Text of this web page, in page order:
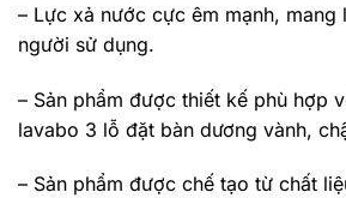
– Lực xả nước cực êm mạnh, mang
người sử dụng.
– Sản phẩm được thiết kế phù hợp
lavabo 3 lỗ đặt bàn dương vành,
– Sản phẩm được chế tạo từ chất